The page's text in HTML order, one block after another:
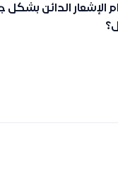
الدائن بشكل